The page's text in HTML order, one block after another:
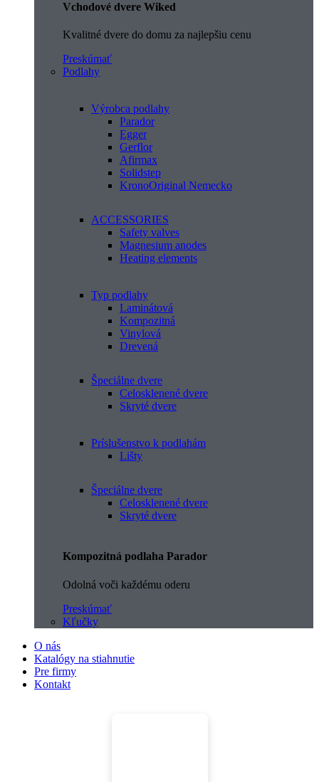
Vchodové dvere Wiked
Kvalitné dvere do domu za najlepšiu cenu
Preskúmať
Podlahy
Výrobca podlahy
Parador
Egger
Gerflor
Afirmax
Solidstep
KronoOriginal Nemecko
ACCESSORIES
Safety valves
Magnesium anodes
Heating elements
Typ podlahy
Laminátová
Kompozitná
Vinylová
Drevená
Špeciálne dvere
Celosklenené dvere
Skryté dvere
Príslušenstvo k podlahám
Lišty
Špeciálne dvere
Celosklenené dvere
Skryté dvere
Kompozitná podlaha Parador
Odolná voči každému oderu
Preskúmať
Kľučky
O nás
Katalógy na stiahnutie
Pre firmy
Kontakt